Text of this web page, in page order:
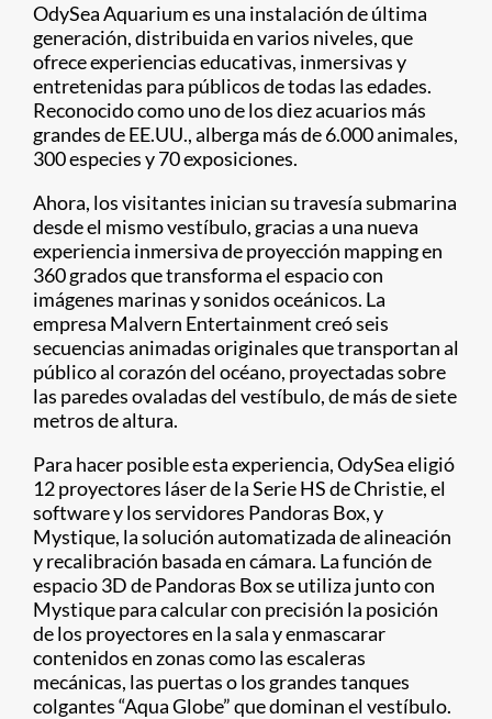
OdySea Aquarium es una instalación de última
generación, distribuida en varios niveles, que
ofrece experiencias educativas, inmersivas y
entretenidas para públicos de todas las edades.
Reconocido como uno de los diez acuarios más
grandes de EE.UU., alberga más de 6.000 animales,
300 especies y 70 exposiciones.
Ahora, los visitantes inician su travesía submarina
desde el mismo vestíbulo, gracias a una nueva
experiencia inmersiva de proyección mapping en
360 grados que transforma el espacio con
imágenes marinas y sonidos oceánicos. La
empresa Malvern Entertainment creó seis
secuencias animadas originales que transportan al
público al corazón del océano, proyectadas sobre
las paredes ovaladas del vestíbulo, de más de siete
metros de altura.
Para hacer posible esta experiencia, OdySea eligió
12 proyectores láser de la Serie HS de Christie, el
software y los servidores Pandoras Box, y
Mystique, la solución automatizada de alineación
y recalibración basada en cámara. La función de
espacio 3D de Pandoras Box se utiliza junto con
Mystique para calcular con precisión la posición
de los proyectores en la sala y enmascarar
contenidos en zonas como las escaleras
mecánicas, las puertas o los grandes tanques
colgantes “Aqua Globe” que dominan el vestíbulo.